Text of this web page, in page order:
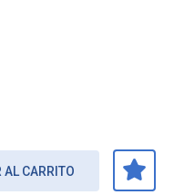
AL CARRITO